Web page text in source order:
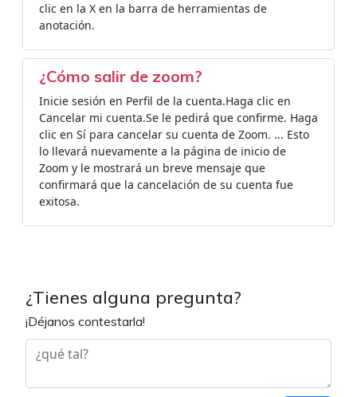
clic en la X en la barra de herramientas de
anotación.
¿Cómo salir de zoom?
Inicie sesión en Perfil de la cuenta.Haga clic en
Cancelar mi cuenta.Se le pedirá que confirme. Haga
clic en Sí para cancelar su cuenta de Zoom. ... Esto
lo llevará nuevamente a la página de inicio de
Zoom y le mostrará un breve mensaje que
confirmará que la cancelación de su cuenta fue
exitosa.
¿Tienes alguna pregunta?
¡Déjanos contestarla!